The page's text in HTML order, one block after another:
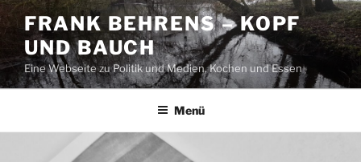
Zum
Inhalt
springen
FRANK BEHRENS – KOPF
UND BAUCH
Eine Webseite zu Politik und Medien, Kochen und Essen
Menü